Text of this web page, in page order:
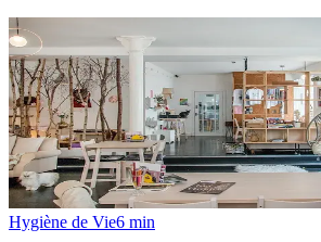
Hygiène de Vie6 min